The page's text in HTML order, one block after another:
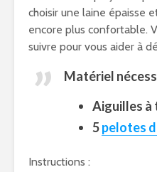
choisir une laine épaisse
encore plus confortable.
suivre pour vous aider à
Matériel
Aiguilles à
5pelotes
Instructions :